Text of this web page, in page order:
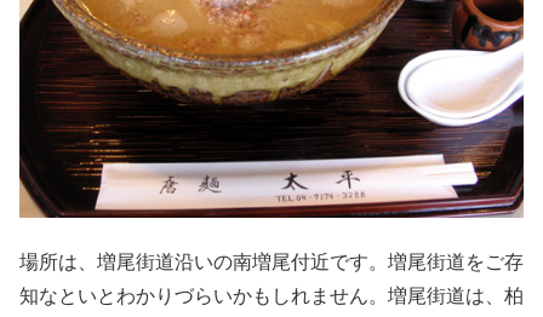
場所は、増尾街道沿いの南増尾付近です。増尾街道をご存
知なといとわかりづらいかもしれません。増尾街道は、柏